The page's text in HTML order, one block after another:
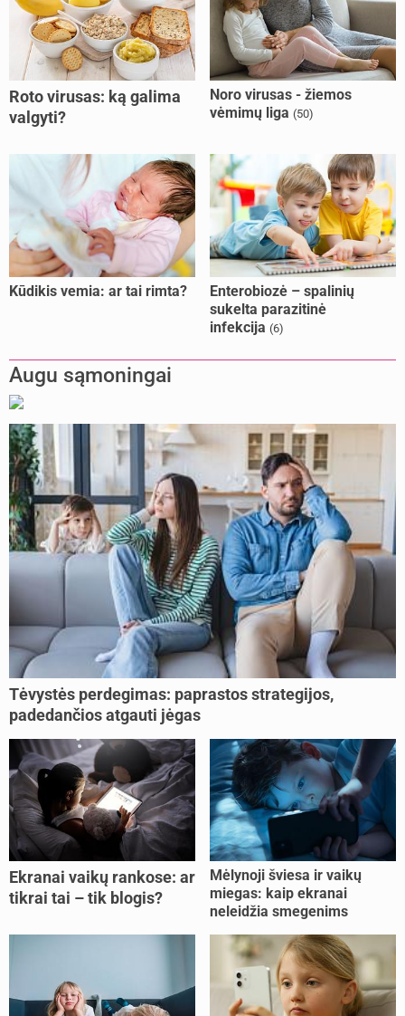
Roto virusas: ką galima
valgyti?
Noro virusas - žiemos
vėmimų liga (50)
Kūdikis vemia: ar tai rimta?
Enterobiozė – spalinių
sukelta parazitinė
infekcija (6)
Augu sąmoningai
Tėvystės perdegimas: paprastos strategijos,
padedančios atgauti jėgas
Ekranai vaikų rankose: ar
tikrai tai – tik blogis?
Mėlynoji šviesa ir vaikų
miegas: kaip ekranai
neleidžia smegenims